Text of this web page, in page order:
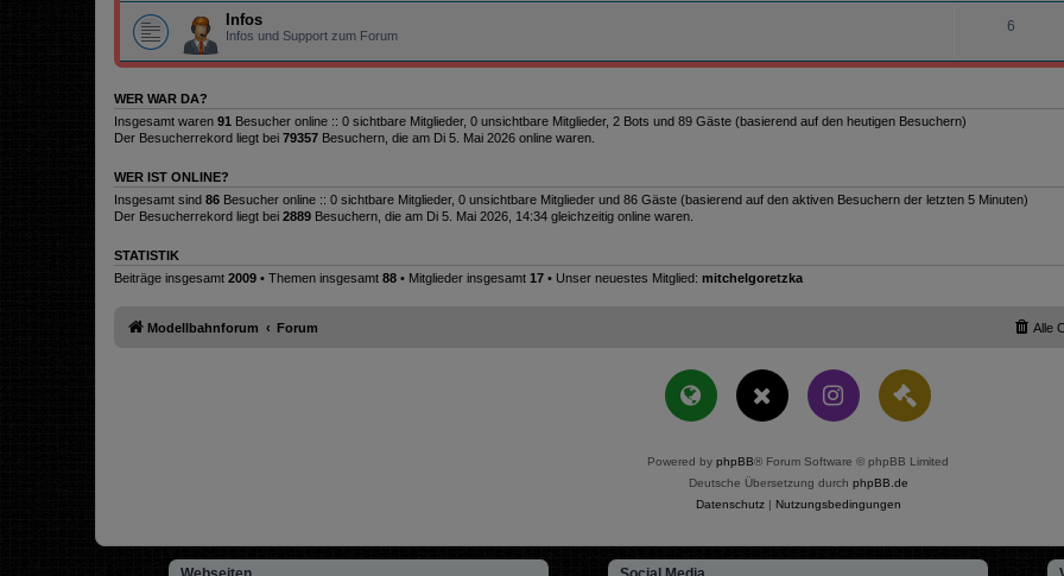
Infos
Infos und Support zum Forum
6
WER WAR DA?
Insgesamt waren 91 Besucher online :: 0 sichtbare Mitglieder, 0 unsichtbare Mitglieder, 2 Bots und 89 Gäste (basierend auf den heutigen Besuchern)
Der Besucherrekord liegt bei 79357 Besuchern, die am Di 5. Mai 2026 online waren.
WER IST ONLINE?
Insgesamt sind 86 Besucher online :: 0 sichtbare Mitglieder, 0 unsichtbare Mitglieder und 86 Gäste (basierend auf den aktiven Besuchern der letzten 5 Minuten)
Der Besucherrekord liegt bei 2889 Besuchern, die am Di 5. Mai 2026, 14:34 gleichzeitig online waren.
STATISTIK
Beiträge insgesamt 2009 • Themen insgesamt 88 • Mitglieder insgesamt 17 • Unser neuestes Mitglied: mitchelgoretzka
Modellbahnforum Forum Alle
Powered by phpBB® Forum Software © phpBB Limited
Deutsche Übersetzung durch phpBB.de
Datenschutz| Nutzungsbedingungen